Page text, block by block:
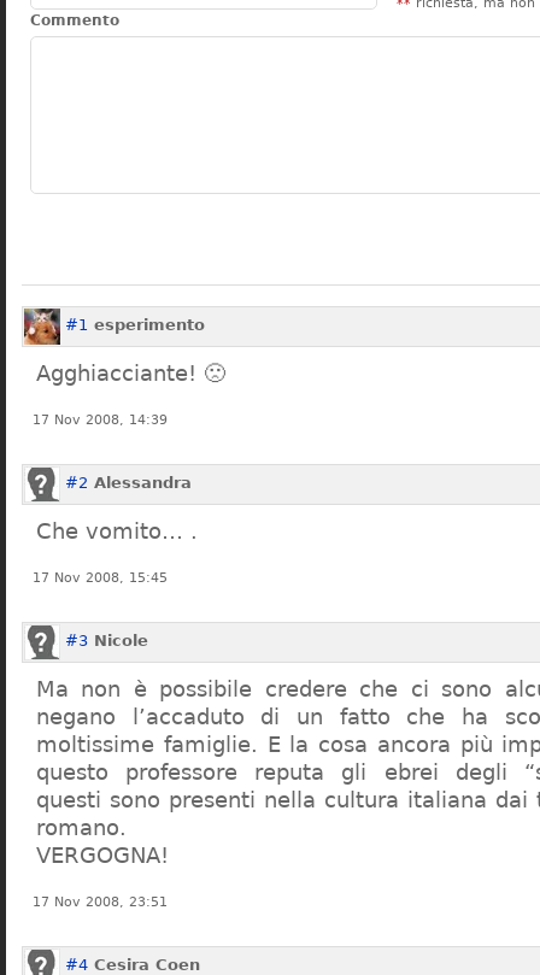
Commento
#1 esperimento
Agghiacciante! 🙁
17 Nov 2008, 14:39
#2 Alessandra
Che vomito… .
17 Nov 2008, 15:45
#3 Nicole
Ma non è possibile credere che ci sono
negano l’accaduto di un fatto che ha
moltissime famiglie. E la cosa ancora più
questo professore reputa gli ebrei degli
questi sono presenti nella cultura italiana dai
romano.
VERGOGNA!
17 Nov 2008, 23:51
#4 Cesira Coen